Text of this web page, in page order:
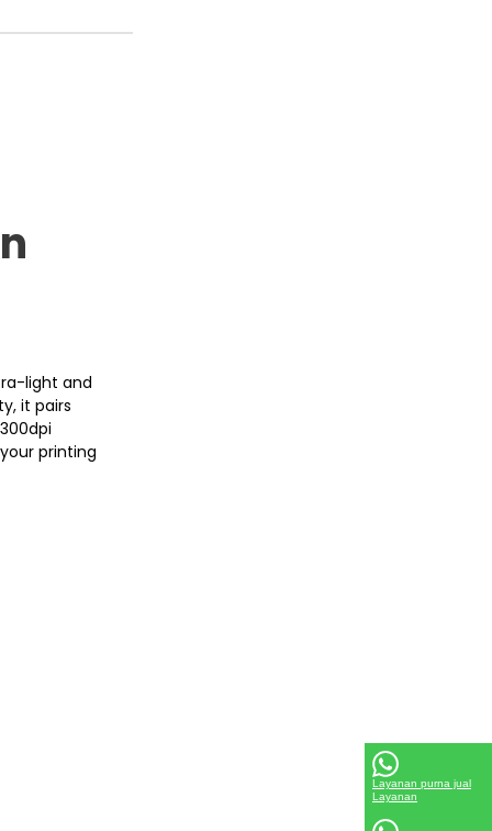
light and
it pairs
printing
Layanan purna jual
Layanan